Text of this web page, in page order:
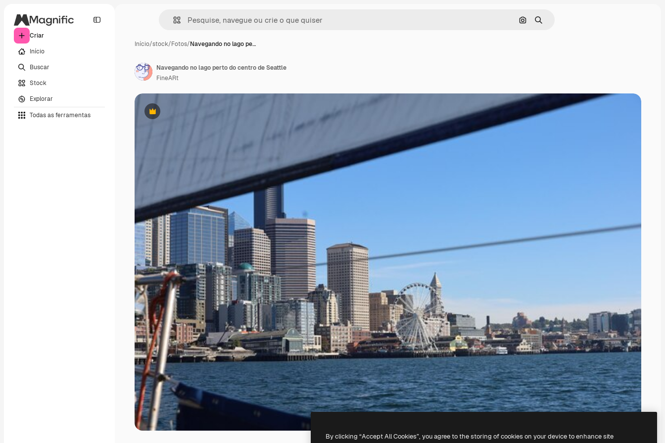
Criar
Início
Buscar
Stock
Explorar
Todas as ferramentas
Pesquisar por imagem
Buscar
Início/stock/Fotos/Navegando no lago pe…
Premium
Navegando no lago perto do centro de Seattle
FineARt
By clicking “Accept All Cookies”, you agree to the storing of cookies on your device to enhance site